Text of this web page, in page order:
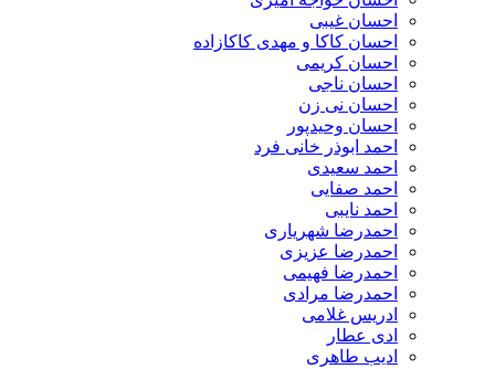
احسان غیبی
احسان کاکا و مهدی کاکازاده
احسان کریمی
احسان ناجی
احسان نی زن
احسان وحیدپور
احمد ابوذر خانی فرد
احمد سعیدی
احمد صفایی
احمد نایبی
احمدرضا شهریاری
احمدرضا عزیزی
احمدرضا فهیمی
احمدرضا مرادی
ادریس غلامی
ادی عطار
ادیب طاهری